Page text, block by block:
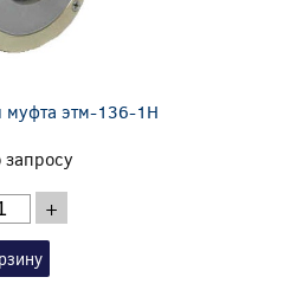
муфта этм-136-1Н
+